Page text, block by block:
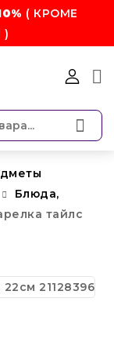
( КРОМЕ
)
Блюда,
тайлс